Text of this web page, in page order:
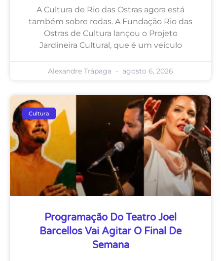
A Cultura de Rio das Ostras agora está
também sobre rodas. A Fundação Rio das
Ostras de Cultura lançou o Projeto
Jardineira Cultural, que é um veículo
Alexandre Trápaga agosto 6, 2026
Cultura
Programação Do Teatro Joel
Barcellos Vai Agitar O Final De
Semana